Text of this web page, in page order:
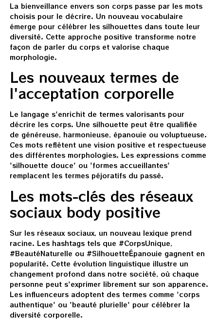
La bienveillance envers son corps passe par les mots
choisis pour le décrire. Un nouveau vocabulaire
émerge pour célébrer les silhouettes dans toute leur
diversité. Cette approche positive transforme notre
façon de parler du corps et valorise chaque
morphologie.
Les nouveaux termes de
l'acceptation corporelle
Le langage s'enrichit de termes valorisants pour
décrire les corps. Une silhouette peut être qualifiée
de généreuse, harmonieuse, épanouie ou voluptueuse.
Ces mots reflètent une vision positive et respectueuse
des différentes morphologies. Les expressions comme
'silhouette douce' ou 'formes accueillantes'
remplacent les termes péjoratifs du passé.
Les mots-clés des réseaux
sociaux body positive
Sur les réseaux sociaux, un nouveau lexique prend
racine. Les hashtags tels que #CorpsUnique,
#BeautéNaturelle ou #SilhouetteÉpanouie gagnent en
popularité. Cette évolution linguistique illustre un
changement profond dans notre société, où chaque
personne peut s'exprimer librement sur son apparence.
Les influenceurs adoptent des termes comme 'corps
authentique' ou 'beauté plurielle' pour célébrer la
diversité corporelle.